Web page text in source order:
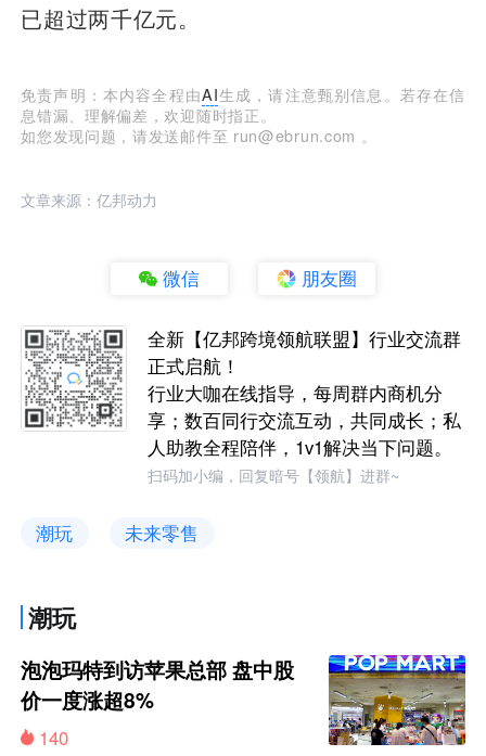
已超过两千亿元。
免责声明：本内容全程由AI生成，请注意甄别信息。若存在信
息错漏、理解偏差，欢迎随时指正。
如您发现问题，请发送邮件至 run@ebrun.com 。
文章来源：亿邦动力
微信 朋友圈
全新【亿邦跨境领航联盟】行业交流群
正式启航！
行业大咖在线指导，每周群内商机分
享；数百同行交流互动，共同成长；私
人助教全程陪伴，1v1解决当下问题。
扫码加小编，回复暗号【领航】进群~
潮玩 未来零售
潮玩
泡泡玛特到访苹果总部 盘中股
价一度涨超8%
140